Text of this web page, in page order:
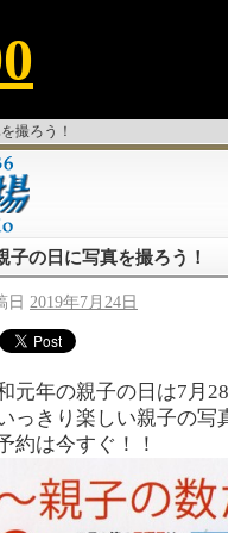
撮ろう！
子の日に写真を撮ろう！
日 2019年7月24日
元年の親子の日は7月
っきり楽しい親子の写
約は今すぐ！！